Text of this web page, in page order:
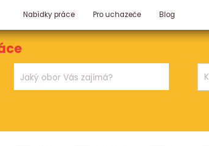
Nabídky práce Pro uchazeče Blog